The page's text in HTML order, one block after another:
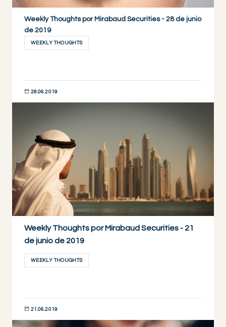
Weekly Thoughts por Mirabaud Securities - 28 de junio
de 2019
WEEKLY THOUGHTS
28.06.2019
Weekly Thoughts por Mirabaud Securities - 21
de junio de 2019
WEEKLY THOUGHTS
21.06.2019